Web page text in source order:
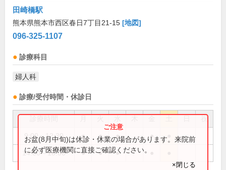
田崎橋駅
熊本県熊本市西区春日7丁目21-15 [地図]
096-325-1107
診療科目
婦人科
診療/受付時間・休診日
祝
9:00～12:30 ● ● ● ●
14:00～18:00 ● ● ●
お盆(8月中旬)は休診・休業の場合があります。来院前
に必ず医療機関に直接ご確認ください。
×閉じる